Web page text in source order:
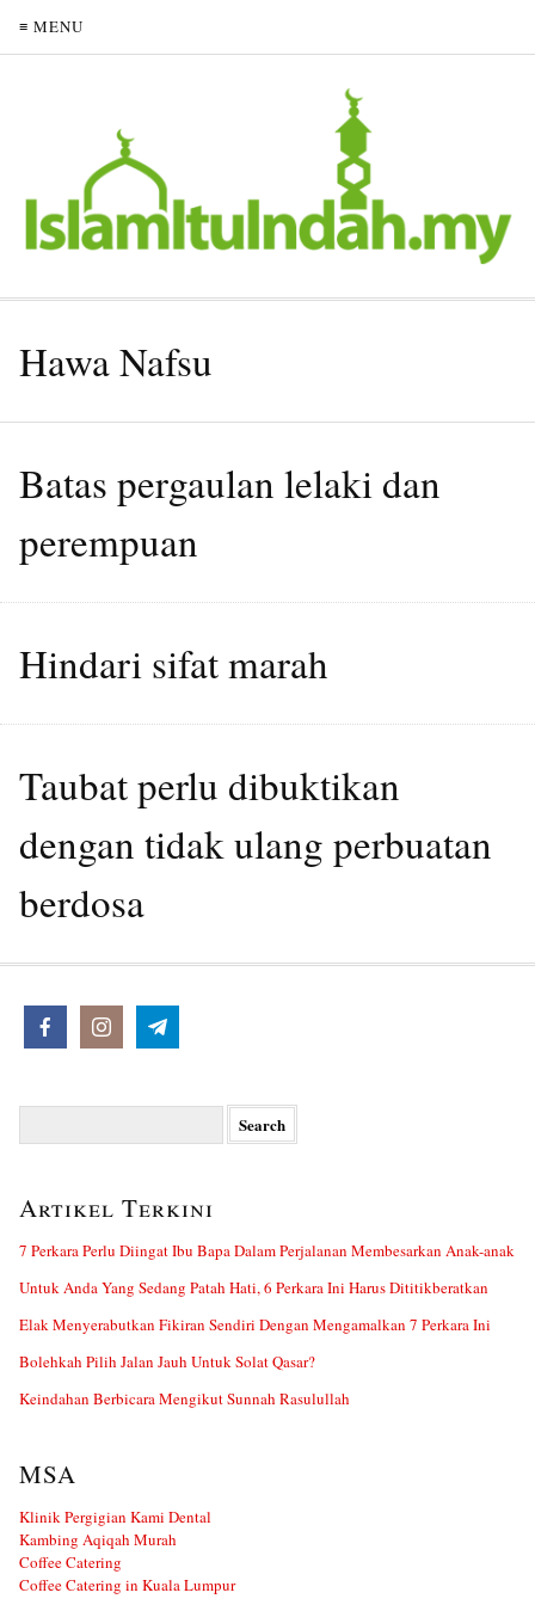
≡ MENU
Hawa Nafsu
Batas pergaulan lelaki dan
perempuan
Hindari sifat marah
Taubat perlu dibuktikan
dengan tidak ulang perbuatan
berdosa
Artikel Terkini
7 Perkara Perlu Diingat Ibu Bapa Dalam Perjalanan Membesarkan Anak-anak
Untuk Anda Yang Sedang Patah Hati, 6 Perkara Ini Harus Dititikberatkan
Elak Menyerabutkan Fikiran Sendiri Dengan Mengamalkan 7 Perkara Ini
Bolehkah Pilih Jalan Jauh Untuk Solat Qasar?
Keindahan Berbicara Mengikut Sunnah Rasulullah
MSA
Klinik Pergigian Kami Dental
Kambing Aqiqah Murah
Coffee Catering
Coffee Catering in Kuala Lumpur